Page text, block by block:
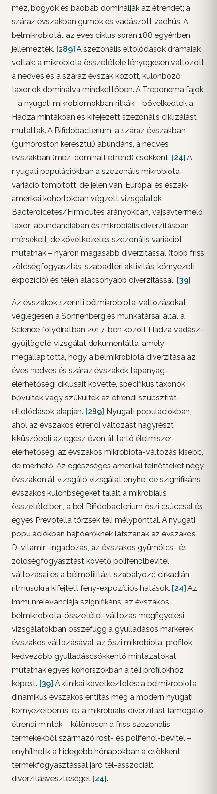
méz, bogyók és baobab dominálják az étrendet; a
száraz évszakban gumók és vadászott vadhús. A
bélmikrobiotát az éves ciklus során 188 egyénben
jellemezték. [289] A szezonális eltolódások drámaiak
voltak: a mikrobiota összetétele lényegesen változott
a nedves és a száraz évszak között, különböző
taxonok dominálva mindkettőben. A Treponema fajok
– a nyugati mikrobiomokban ritkák – bővelkedtek a
Hadza mintákban és kifejezett szezonális ciklizálást
mutattak. A Bifidobacterium, a száraz évszakban
(gumóroston keresztül) abundáns, a nedves
évszakban (méz-dominált étrend) csökkent. [24] A
nyugati populációkban a szezonális mikrobiota-
variáció tompított, de jelen van. Európai és észak-
amerikai kohortokban végzett vizsgálatok
Bacteroidetes/Firmicutes arányokban, vajsavtermelő
taxon abundanciában és mikrobiális diverzitásban
mérsékelt, de következetes szezonális variációt
mutatnak – nyáron magasabb diverzitással (több friss
zöldségfogyasztás, szabadtéri aktivitás, környezeti
expozíció) és télen alacsonyabb diverzitással. [39]
Az évszakok szerinti bélmikrobiota-változásokat
véglegesen a Sonnenberg és munkatársai által a
Science folyóiratban 2017-ben közölt Hadza vadász-
gyűjtögető vizsgálat dokumentálta, amely
megállapította, hogy a bélmikrobiota diverzitása az
éves nedves és száraz évszakok tápanyag-
elérhetőségi ciklusait követte, specifikus taxonok
bővültek vagy szűkültek az étrendi szubsztrát-
eltolódások alapján. [289] Nyugati populációkban,
ahol az évszakos étrendi változást nagyrészt
kiküszöböli az egész éven át tartó élelmiszer-
elérhetőség, az évszakos mikrobiota-változás kisebb,
de mérhető. Az egészséges amerikai felnőtteket négy
évszakon át vizsgáló vizsgálat enyhe, de szignifikáns
évszakos különbségeket talált a mikrobiális
összetételben, a bél Bifidobacterium őszi csúccsal és
egyes Prevotella törzsek téli mélyponttal. A nyugati
populációkban hajtóerőknek látszanak az évszakos
D-vitamin-ingadozás, az évszakos gyümölcs- és
zöldségfogyasztást követő polifenolbevitel
változásai és a bélmotilitást szabályozó cirkadián
ritmusokra kifejtett fény-expozíciós hatások. [24] Az
immunrelevanciája szignifikáns: az évszakos
bélmikrobiota-összetétel-változás megfigyelési
vizsgálatokban összefügg a gyulladásos markerek
évszakos változásával, az őszi mikrobiota-profilok
kedvezőbb gyulladáscsökkentő mintázatokat
mutatnak egyes kohorszokban a téli profilokhoz
képest. [39] A klinikai következtetés: a bélmikrobiota
dinamikus évszakos entitás még a modern nyugati
környezetben is, és a mikrobiális diverzitást támogató
étrendi minták – különösen a friss szezonális
termékekből származó rost- és polifenol-bevitel –
enyhíthetik a hidegebb hónapokban a csökkent
termékfogyasztással járó tél-asszociált
diverzitásveszteséget [24].